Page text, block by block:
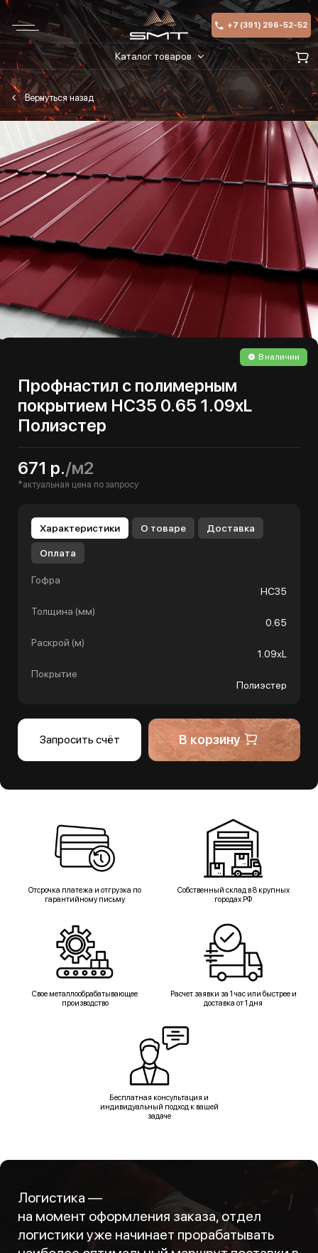
+7 (391) 296-52-52
Каталог товаров
В наличии
Профнастил с полимерным
покрытием НС35 0.65 1.09хL
Полиэстер
671 р./м2
*актуальная цена по запросу
Характеристики О товаре Доставка
Оплата
Гофра
НС35
Толщина (мм)
0.65
Раскрой (м)
1.09хL
Покрытие
Полиэстер
Запросить счёт В корзину
Отсрочка платежа и отгрузка по
гарантийному письму
Собственный склад в 8 крупных
городах РФ
Свое металлообрабатывающее
производство
Расчет заявки за 1 час или быстрее и
доставка от 1 дня
Бесплатная консультация и
индивидуальный подход к вашей
задаче
Логистика —
на момент оформления заказа, отдел
логистики уже начинает прорабатывать